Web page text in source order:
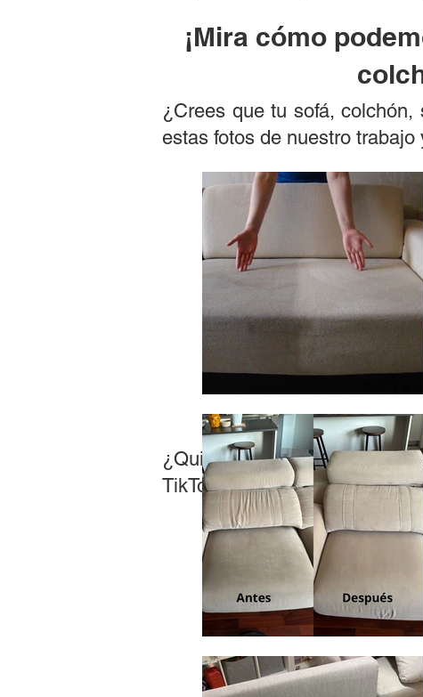
¡Mira cómo
¿Crees que tu sofá,
estas fotos de nuestro
¿Quieres ver más de
TikTok, Facebook y YouTube!